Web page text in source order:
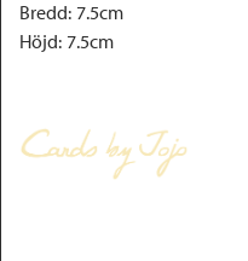
Bredd: 7.5cm
Höjd: 7.5cm